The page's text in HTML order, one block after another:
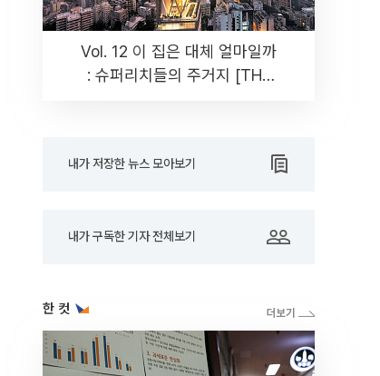
Vol. 12 이 집은 대체 얼마일까
: 슈퍼리치들의 주거지 [THE
내가 저장한 뉴스 모아보기
내가 구독한 기자 전체보기
한 컷